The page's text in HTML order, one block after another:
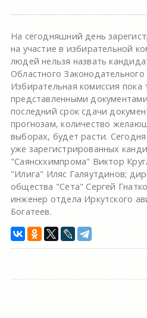
На сегодняшний день
на участие в избирательной
людей нельзя назвать
Областного Законодательного
Избирательная комиссия пока
представленными
последний срок сдачи
прогнозам, количество
выборах, будет расти.
уже зарегистрированных
"Саянскхимпрома" Виктор
"Илига" Иляс Галяутдинов;
общества "Сета" Сергей
инженер отдела Иркутского
Богатеев.